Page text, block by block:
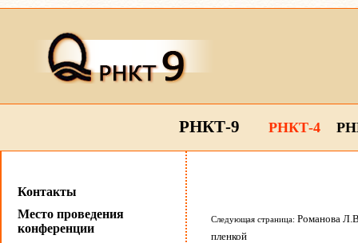
РНКТ-9 РНКТ-4
Контакты
Место проведения
конференции
Следующая страница: Романова
пленкой